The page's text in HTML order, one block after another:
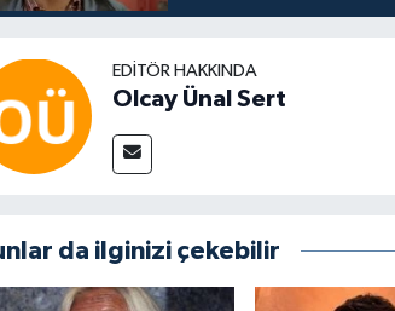
EDITÖR HAKKINDA
Olcay Ünal Sert
da ilginizi çekebilir